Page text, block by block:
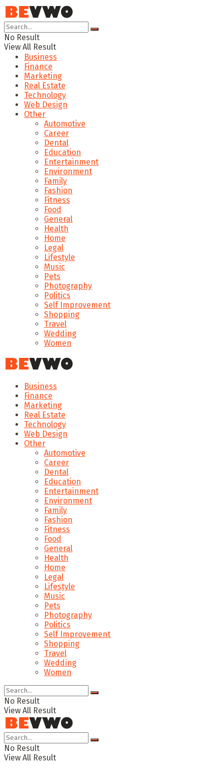
No Result
View All Result
Business
Finance
Marketing
Real Estate
Technology
Web Design
Other
Automotive
Career
Dental
Education
Entertainment
Environment
Family
Fashion
Fitness
Food
General
Health
Home
Legal
Lifestyle
Music
Pets
Photography
Politics
Self Improvement
Shopping
Travel
Wedding
Women
Business
Finance
Marketing
Real Estate
Technology
Web Design
Other
Automotive
Career
Dental
Education
Entertainment
Environment
Family
Fashion
Fitness
Food
General
Health
Home
Legal
Lifestyle
Music
Pets
Photography
Politics
Self Improvement
Shopping
Travel
Wedding
Women
No Result
View All Result
No Result
View All Result